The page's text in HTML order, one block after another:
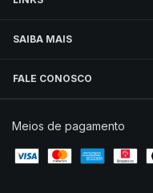
SAIBA MAIS
FALE CONOSCO
Meios de pagamento